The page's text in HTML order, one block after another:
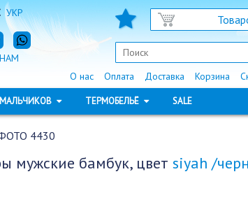
УКР
Корзина
Доставка
Оплата
О нас
ТЕРМОБЕЛЬЁ SALE
4430
мужские бамбук, цвет siyah /